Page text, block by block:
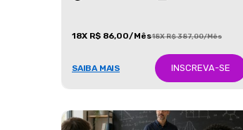
18X R$ 86,00/Mês18X R$ 387,00/Mês
SAIBA MAIS INSCREVA-SE